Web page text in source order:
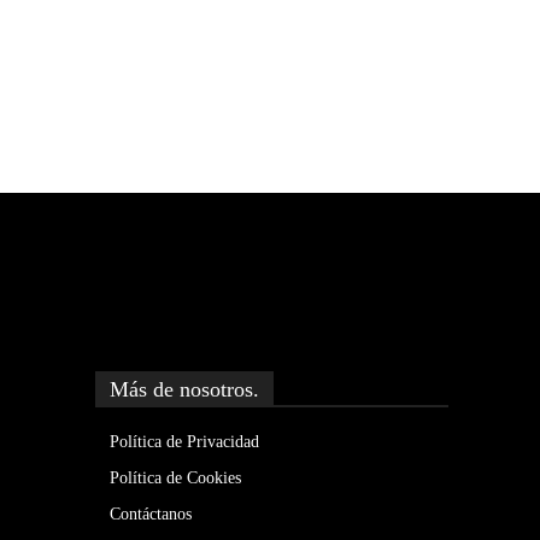
Más de nosotros.
Política de Privacidad
Política de Cookies
Contáctanos